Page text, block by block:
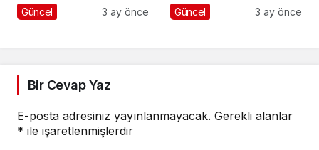
Güncel 3 ay önce
Seçenekleri
Güncel 3 ay önce
Bir Cevap Yaz
E-posta adresiniz yayınlanmayacak. Gerekli alanlar
* ile işaretlenmişlerdir